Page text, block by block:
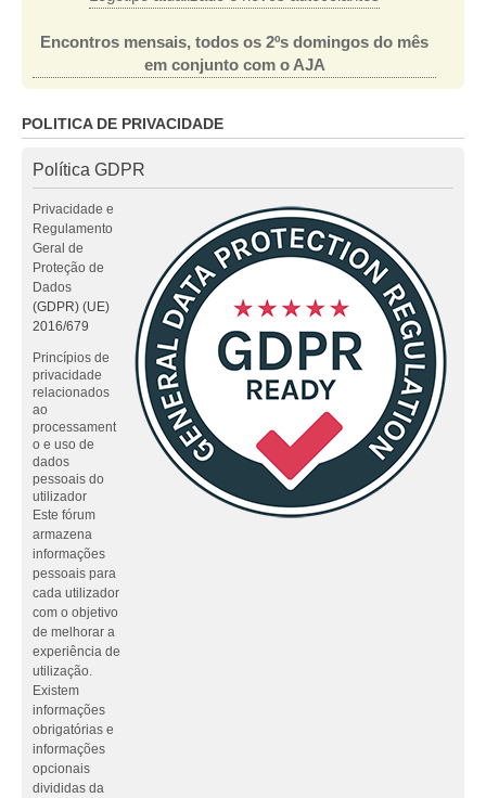
Encontros mensais, todos os 2ºs domingos do mês
em conjunto com o AJA
POLITICA DE PRIVACIDADE
Política GDPR
Privacidade e
Regulamento
Geral de
Proteção de
Dados
(GDPR) (UE)
2016/679
Princípios de
privacidade
relacionados
ao
processament
o e uso de
dados
pessoais do
utilizador
Este fórum
armazena
informações
pessoais para
cada utilizador
com o objetivo
de melhorar a
experiência de
utilização.
Existem
informações
obrigatórias e
informações
opcionais
divididas da